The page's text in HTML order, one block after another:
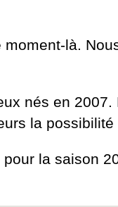
là.
nés en
la possibilité
la saison